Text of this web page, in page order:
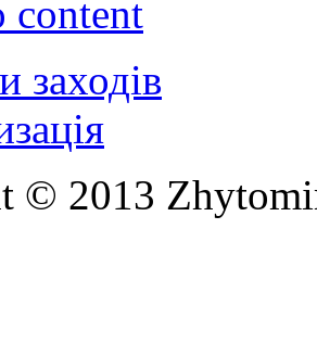
content
заходів
© 2013